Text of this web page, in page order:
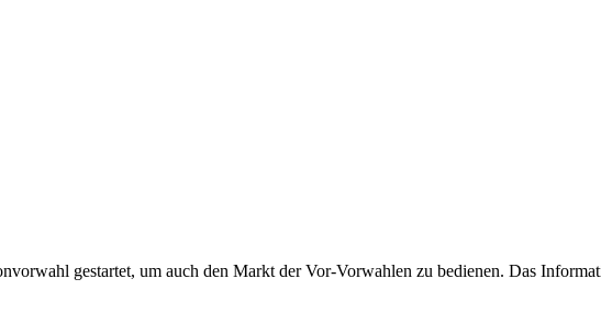
gestartet, um auch den Markt der Vor-Vorwahlen zu bedienen. Das